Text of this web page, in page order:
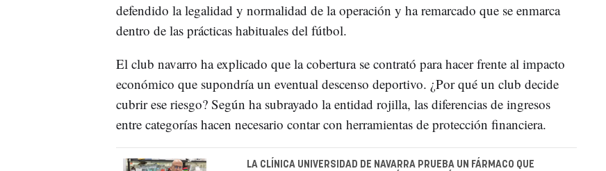
defendido la legalidad y normalidad de la operación y ha remarcado que se enmarca
dentro de las prácticas habituales del fútbol.
El club navarro ha explicado que la cobertura se contrató para hacer frente al impacto
económico que supondría un eventual descenso deportivo. ¿Por qué un club decide
cubrir ese riesgo? Según ha subrayado la entidad rojilla, las diferencias de ingresos
entre categorías hacen necesario contar con herramientas de protección financiera.
LA CLÍNICA UNIVERSIDAD DE NAVARRA PRUEBA UN FÁRMACO QUE